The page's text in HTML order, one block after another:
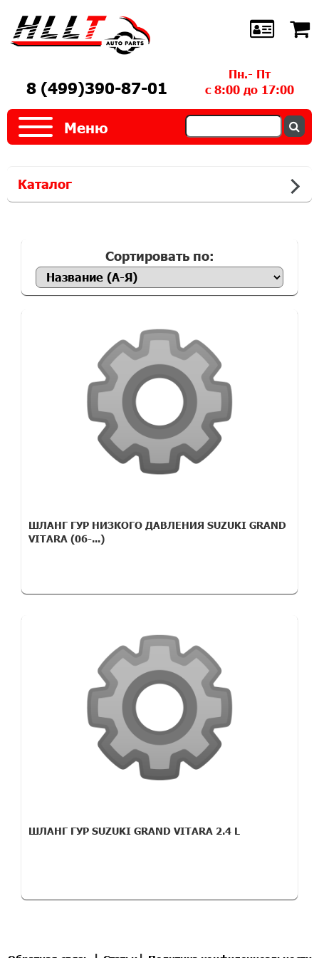
8 (499)390-87-01
Пн.- Пт
с 8:00 до 17:00
Меню
Каталог
Сортировать по:
ШЛАНГ ГУР НИЗКОГО ДАВЛЕНИЯ SUZUKI GRAND
VITARA (06-...)
ШЛАНГ ГУР SUZUKI GRAND VITARA 2.4 L